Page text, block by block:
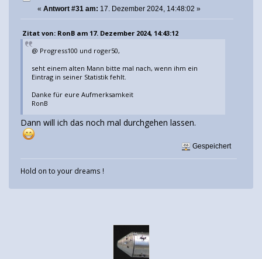
« Antwort #31 am: 17. Dezember 2024, 14:48:02 »
Zitat von: RonB am 17. Dezember 2024, 14:43:12
@ Progress100 und roger50,
seht einem alten Mann bitte mal nach, wenn ihm ein
Eintrag in seiner Statistik fehlt.
Danke für eure Aufmerksamkeit
RonB
Dann will ich das noch mal durchgehen lassen.
Gespeichert
Hold on to your dreams !